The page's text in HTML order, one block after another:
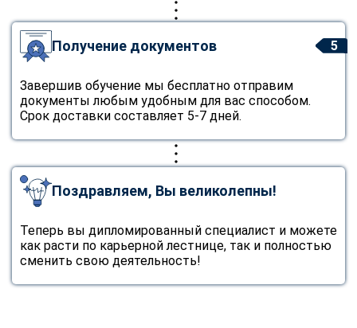
5
Получение документов
Завершив обучение мы бесплатно отправим
документы любым удобным для вас способом.
Срок доставки составляет 5-7 дней.
Поздравляем, Вы великолепны!
Теперь вы дипломированный специалист и можете
как расти по карьерной лестнице, так и полностью
сменить свою деятельность!